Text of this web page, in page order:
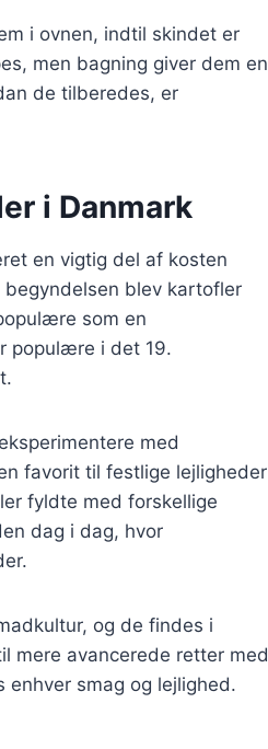
i ovnen, indtil skindet er
men bagning giver dem en
de tilberedes, er
i Danmark
en vigtig del af kosten
blev kartofler
som en
populære i det 19.
med
favorit til festlige lejligheder
fyldte med forskellige
dag i dag, hvor
og de findes i
mere avancerede retter med
smag og lejlighed.